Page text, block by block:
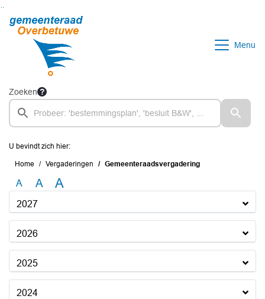
Menu
Zoeken
U bevindt zich hier:
Home Vergaderingen Gemeenteraadsvergadering
A A A
2027
2026
2025
2024